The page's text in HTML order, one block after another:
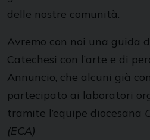
delle nostre comunità.
Avremo con noi una guida
Catechesi con l’arte e di
Annuncio, che alcuni già
partecipato ai laboratori
tramite l’equipe diocesana
(ECA)